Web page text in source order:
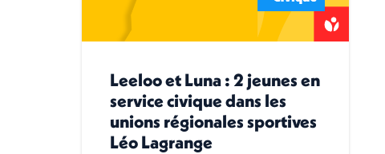
Leeloo et Luna : 2 jeunes en
service civique dans les
unions régionales sportives
Léo Lagrange